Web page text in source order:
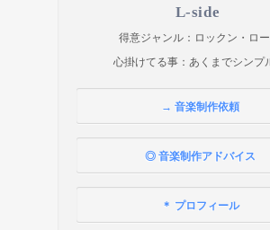
L-side
得意ジャンル：ロックン・ロ
心掛けてる事：あくまでシンプ
→ 音楽制作依頼
◎ 音楽制作アドバイス
＊ プロフィール